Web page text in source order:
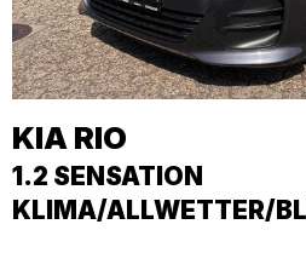
KIA RIO
1.2 SENSATION
KLIMA/ALLWETTER/